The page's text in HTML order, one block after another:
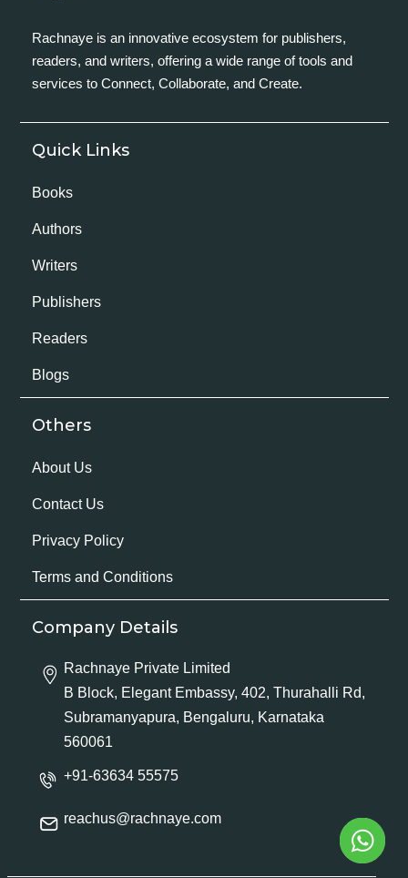
Rachnaye is an innovative ecosystem for publishers,
readers, and writers, offering a wide range of tools and
services to Connect, Collaborate, and Create.
Quick Links
Books
Authors
Writers
Publishers
Readers
Blogs
Others
About Us
Contact Us
Privacy Policy
Terms and Conditions
Company Details
Rachnaye Private Limited
B Block, Elegant Embassy, 402, Thurahalli Rd,
Subramanyapura, Bengaluru, Karnataka
560061
+91-63634 55575
reachus@rachnaye.com